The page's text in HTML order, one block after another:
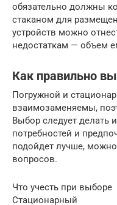
обязательно должны
стаканом для
устройств можно
недостаткам — объем
Как правильно
Погружной и
взаимозаменяемы,
Выбор следует делать
потребностей и
подойдет лучше,
вопросов.
Что учесть при выборе
Стационарный